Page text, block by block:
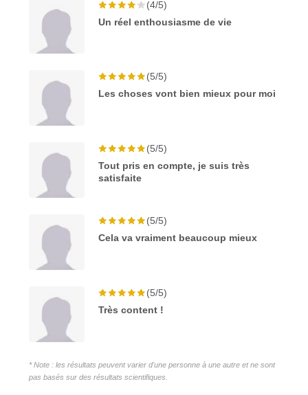
(4/5)
Un réel enthousiasme de vie
(5/5)
Les choses vont bien mieux pour moi
(5/5)
Tout pris en compte, je suis très
satisfaite
(5/5)
Cela va vraiment beaucoup mieux
(5/5)
Très content !
* Note : les résultats peuvent varier d'une personne à une autre et ne sont
pas basés sur des résultats scientifiques.